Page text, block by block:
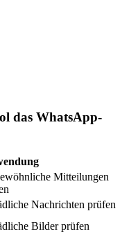
das WhatsApp-
Mitteilungen
Nachrichten prüfen
Bilder prüfen